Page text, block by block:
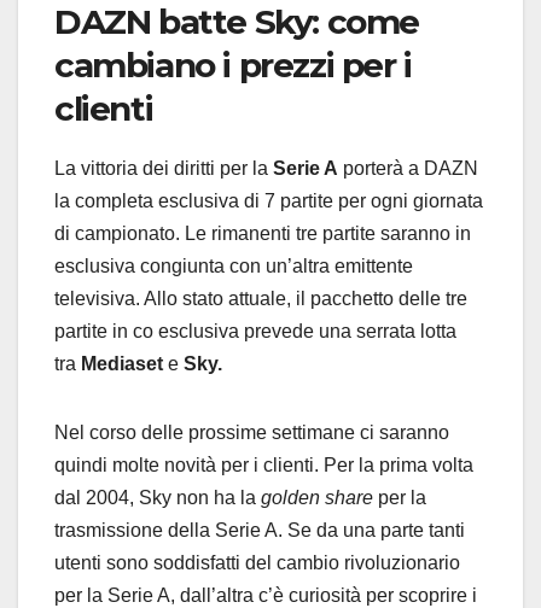
DAZN batte Sky: come
cambiano i prezzi per i
clienti
La vittoria dei diritti per la Serie A porterà a DAZN
la completa esclusiva di 7 partite per ogni giornata
di campionato. Le rimanenti tre partite saranno in
esclusiva congiunta con un’altra emittente
televisiva. Allo stato attuale, il pacchetto delle tre
partite in co esclusiva prevede una serrata lotta
tra Mediaset e Sky.
Nel corso delle prossime settimane ci saranno
quindi molte novità per i clienti. Per la prima volta
dal 2004, Sky non ha la golden share per la
trasmissione della Serie A. Se da una parte tanti
utenti sono soddisfatti del cambio rivoluzionario
per la Serie A, dall’altra c’è curiosità per scoprire i